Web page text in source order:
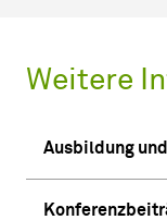
Weitere
Ausbildung